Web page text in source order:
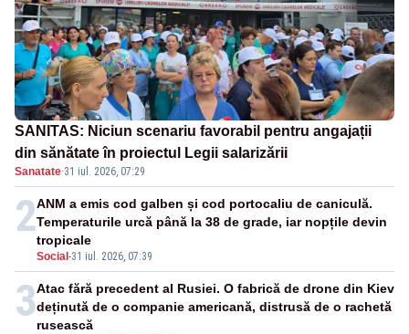
SANITAS: Niciun scenariu favorabil pentru angajații
din sănătate în proiectul Legii salarizării
Sanatate·31 iul. 2026, 07:29
2
Social -31 iul. 2026, 07:39
ANM a emis cod galben și cod portocaliu de caniculă.
Temperaturile urcă până la 38 de grade, iar nopțile devin
tropicale
3Atac fără precedent al Rusiei. O fabrică de drone din Kiev
deținută de o companie americană, distrusă de o rachetă
rusească